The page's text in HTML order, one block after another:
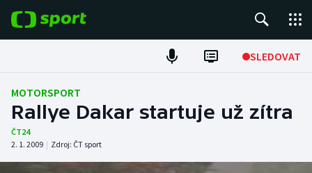
SLEDOVAT
Fotbal
Hokej
MOTORSPORT
Rallye Dakar startuje už zítra
ČT24
2. 1. 2009 | Zdroj: ČT sport